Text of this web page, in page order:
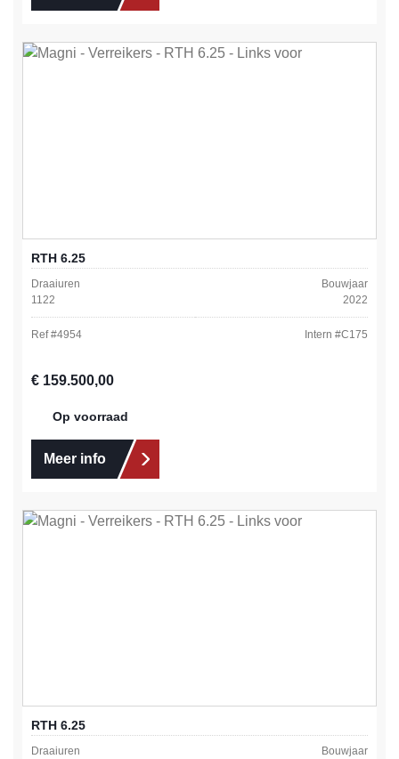
RTH 6.25
Draaiuren
1122
Bouwjaar
2022
Ref #4954 Intern #C175
Normale prijs:
€ 159.500,00
Op voorraad
Meer info
RTH 6.25
Draaiuren
Bouwjaar